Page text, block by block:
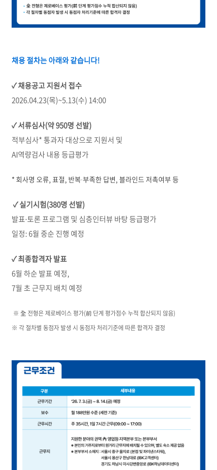
채용 절차는 아래와 같습니다!
✓채용공고지원서 접수
2026.04.23(목)~5.13(수) 14:00
✓서류심사(약950명 선발)
적부심사* 통과자 대상으로 지원서 및
AI역량검사 내용 등급평가
* 회사명 오류, 표절, 반복∙부족한 답변, 블라인드 저촉여부 등
✓실기시험(380명 선발)
발표∙토론 프로그램 및 심층인터뷰 바탕 등급평가
일정: 6월 중순 진행 예정
✓최종합격자발표
6월 하순 발표 예정,
7월 초 근무지 배치 예정
※ 全 전형은 제로베이스 평가(前 단계 평가점수 누적 합산되지 않음)
※ 각 절차별 동점자 발생 시 동점자 처리기준에 따른 합격자 결정